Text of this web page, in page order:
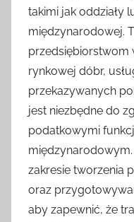
takimi jak oddziały
międzynarodowej.
przedsiębiorstwom
rynkowej dóbr,
przekazywanych
jest niezbędne do
podatkowymi
zakresie tworzenia
oraz
aby zapewnić, że